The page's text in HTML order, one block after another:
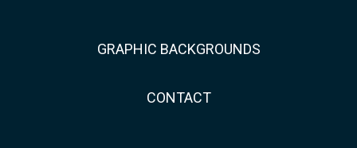
GRAPHIC BACKGROUNDS
CONTACT